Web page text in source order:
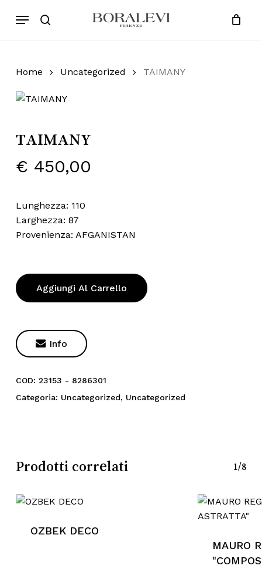
Products
search
Menu
Cart Close
Home Uncategorized TAIMANY
TAIMANY
€ 450,00
Lunghezza: 110
Larghezza: 87
Provenienza: AFGANISTAN
Aggiungi Al Carrello
Info
COD: 23153 - 8286301
Categoria: Uncategorized, Uncategorized
Prodotti correlati 1/8
OZBEK DECO
MAURO